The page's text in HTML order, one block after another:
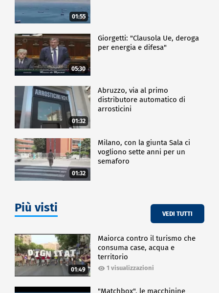
01:55
05:30
Giorgetti: "Clausola Ue, deroga
per energia e difesa"
01:32
Abruzzo, via al primo
distributore automatico di
arrosticini
01:32
Milano, con la giunta Sala ci
vogliono sette anni per un
semaforo
Più visti VEDI TUTTI
01:49
Maiorca contro il turismo che
consuma case, acqua e
territorio
1 visualizzazioni
"Matchbox", le macchinine